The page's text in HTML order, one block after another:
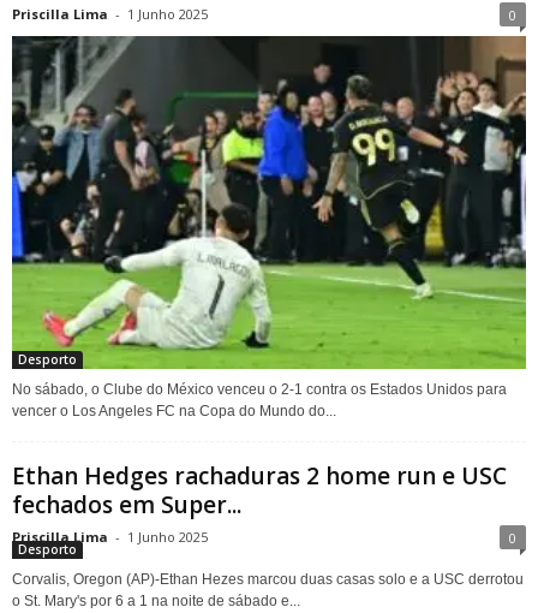
Priscilla Lima - 1 Junho 2025 0
Desporto
No sábado, o Clube do México venceu o 2-1 contra os Estados Unidos para
vencer o Los Angeles FC na Copa do Mundo do...
Ethan Hedges rachaduras 2 home run e USC
fechados em Super...
Priscilla Lima - 1 Junho 2025 0
Desporto
Corvalis, Oregon (AP)-Ethan Hezes marcou duas casas solo e a USC derrotou
o St. Mary's por 6 a 1 na noite de sábado e...